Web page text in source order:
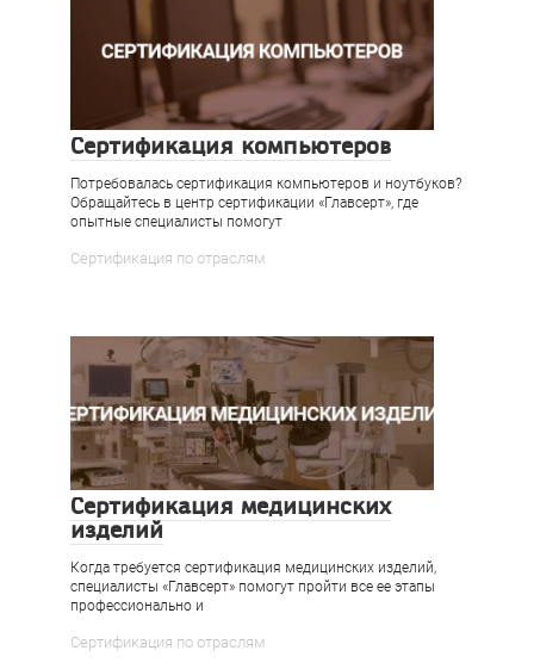
Сертификация компьютеров
Потребовалась сертификация компьютеров и ноутбуков?
Обращайтесь в центр сертификации «Главсерт», где
опытные специалисты помогут
Сертификация по отраслям
Сертификация медицинских
изделий
Когда требуется сертификация медицинских изделий,
специалисты «Главсерт» помогут пройти все ее этапы
профессионально и
Сертификация по отраслям